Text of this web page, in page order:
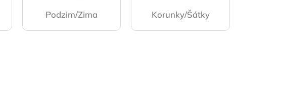
Podzim/Zima Korunky/Šátky